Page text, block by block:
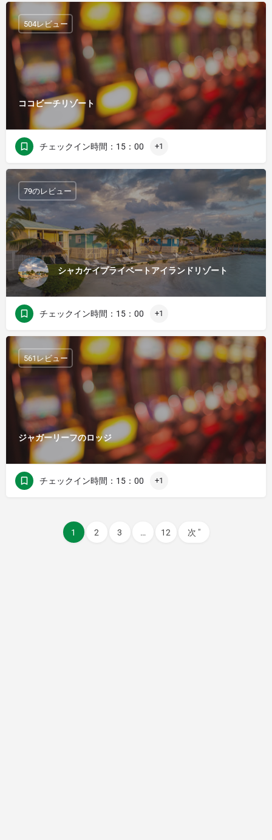
ココビーチリゾート
504レビュー
チェックイン時間：15：00 +1
シャカケイプライベートアイランドリゾート
79のレビュー
チェックイン時間：15：00 +1
ジャガーリーフのロッジ
561レビュー
チェックイン時間：15：00 +1
1 2 3 … 12 次 "